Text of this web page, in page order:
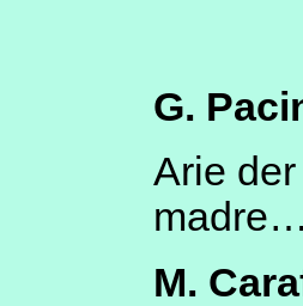
G.
Arie
M.